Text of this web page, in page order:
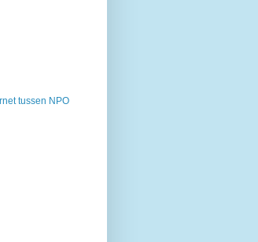
tussen NPO